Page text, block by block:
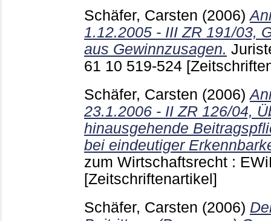
Schäfer, Carsten (2006)
1.12.2005 - III ZR 191/03,
aus Gewinnzusagen.
61 10 519-524
Schäfer, Carsten (2006)
23.1.2006 - II ZR 126/04,
hinausgehende
bei eindeutiger
zum Wirtschaftsrecht :
[Zeitschriftenartikel]
Schäfer, Carsten (2006)